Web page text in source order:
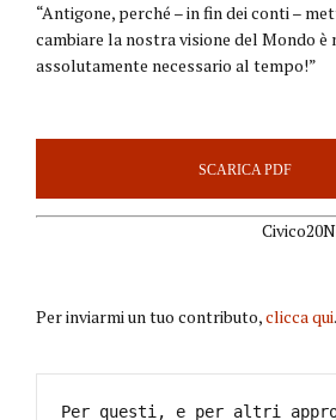
“Antigone, perché – in fin dei conti –
cambiare la nostra visione del Mondo
assolutamente necessario al tempo!”
SCARICA PDF
Per inviarmi un tuo contributo,clicca qui.
Per questi, e per altri